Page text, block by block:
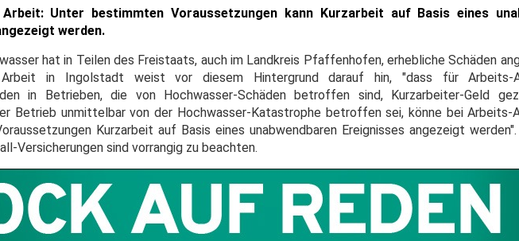
Unter bestimmten Voraussetzungen kann Kurzarbeit auf Basis eines
werden.
hat in Teilen des Freistaats, auch im Landkreis Pfaffenhofen, erhebliche Schäden
in Ingolstadt weist vor diesem Hintergrund darauf hin, "dass für Arbeits-
in Betrieben, die von Hochwasser-Schäden betroffen sind, Kurzarbeiter-Geld
Betrieb unmittelbar von der Hochwasser-Katastrophe betroffen sei, könne bei Arbeits-
Kurzarbeit auf Basis eines unabwendbaren Ereignisses angezeigt
Versicherungen sind vorrangig zu beachten.